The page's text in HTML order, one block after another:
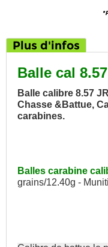
Plus d'infos
Balle cal
Balle calibre 8.57
Chasse &Battue,
carabines.
Balles carabine
grains/12.40g -